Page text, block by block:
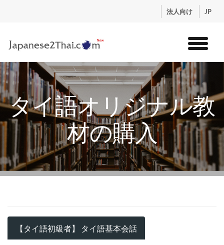
法人向け JP
トップ
サービス
コンテンツ
講師紹介
お申込流れ
ログイン
タイ語オリジナル教
材の購入
【タイ語初級者】 タイ語基本会話